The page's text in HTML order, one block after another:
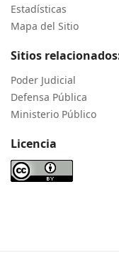
Estadísticas
Mapa del Sitio
Sitios
Poder Judicial
Defensa Pública
Ministerio Público
Licencia